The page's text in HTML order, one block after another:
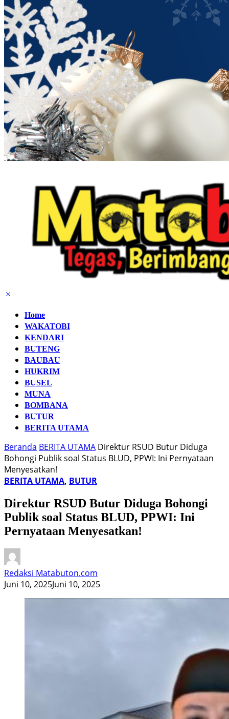
Home
WAKATOBI
KENDARI
BUTENG
BAUBAU
HUKRIM
BUSEL
MUNA
BOMBANA
BUTUR
BERITA UTAMA
Beranda BERITA UTAMA Direktur RSUD Butur Diduga
Bohongi Publik soal Status BLUD, PPWI: Ini Pernyataan
Menyesatkan!
BERITA UTAMA, BUTUR
Direktur RSUD Butur Diduga Bohongi
Publik soal Status BLUD, PPWI: Ini
Pernyataan Menyesatkan!
Redaksi Matabuton.com
Juni 10, 2025Juni 10, 2025